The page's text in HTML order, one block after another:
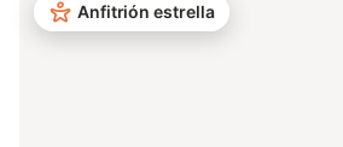
Anfitrión estrella